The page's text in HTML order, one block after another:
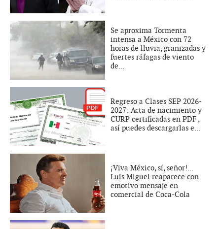
Se aproxima Tormenta
intensa a México con 72
horas de lluvia, granizadas y
fuertes ráfagas de viento
de...
Regreso a Clases SEP 2026-
2027: Acta de nacimiento y
CURP certificadas en PDF ,
así puedes descargarlas e...
¡Viva México, sí, señor!...
Luis Miguel reaparece con
emotivo mensaje en
comercial de Coca-Cola